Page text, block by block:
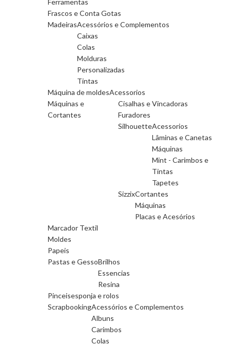
Ferramentas
Frascos e Conta Gotas
MadeirasAcessórios e Complementos
Caixas
Colas
Molduras
Personalizadas
Tintas
Máquina de moldesAcessorios
Máquinas e
Cortantes
Cisalhas e Vincadoras
Furadores
SilhouetteAcessorios
Lâminas e Canetas
Máquinas
Mint - Carimbos e
Tintas
Tapetes
SizzixCortantes
Máquinas
Placas e Acesórios
Marcador Textil
Moldes
Papeis
Pastas e GessoBrilhos
Essencias
Resina
Pinceisesponja e rolos
ScrapbookingAcessórios e Complementos
Albuns
Carimbos
Colas